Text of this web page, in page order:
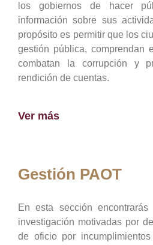
los gobiernos de hacer
información sobre sus
propósito es permitir que los
gestión pública, comprendan
combatan la corrupción y
rendición de cuentas.
Ver más
Gestión PAOT
En esta sección
investigación motivadas por
de oficio por